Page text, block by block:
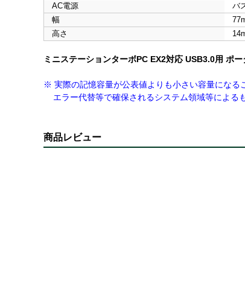
AC電源
バ
幅
高さ
ミニステーションターボPC EX2対応 USB3.0用 ポ
※ 実際の記憶容量が公表値よりも小さい容量になる
エラー代替等で確保されるシステム領域等による
商品レビュー